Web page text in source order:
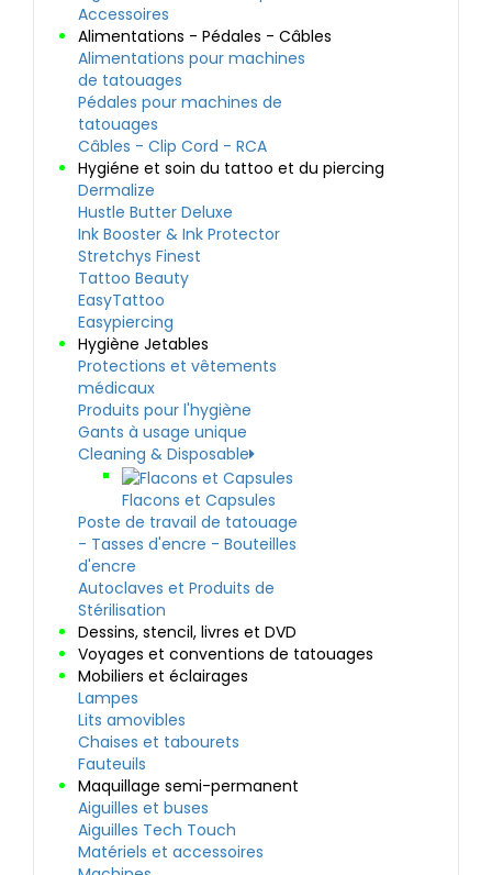
Accessoires
Alimentations - Pédales - Câbles
Alimentations pour machines
de tatouages
Pédales pour machines de
tatouages
Câbles - Clip Cord - RCA
Hygiéne et soin du tattoo et du piercing
Dermalize
Hustle Butter Deluxe
Ink Booster & Ink Protector
Stretchys Finest
Tattoo Beauty
EasyTattoo
Easypiercing
Hygiène Jetables
Protections et vêtements
médicaux
Produits pour l'hygiène
Gants à usage unique
Cleaning & Disposable
Flacons et Capsules
Poste de travail de tatouage
- Tasses d'encre - Bouteilles
d'encre
Autoclaves et Produits de
Stérilisation
Dessins, stencil, livres et DVD
Voyages et conventions de tatouages
Mobiliers et éclairages
Lampes
Lits amovibles
Chaises et tabourets
Fauteuils
Maquillage semi-permanent
Aiguilles et buses
Aiguilles Tech Touch
Matériels et accessoires